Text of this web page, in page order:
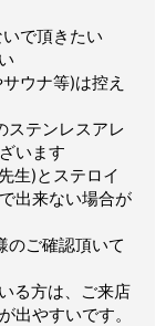
で頂きたい
ウナ等)は控え
ステンレスアレ
います
生)とステロイ
出来ない場合が
ご確認頂いて
る方は、ご来店
出やすいです。